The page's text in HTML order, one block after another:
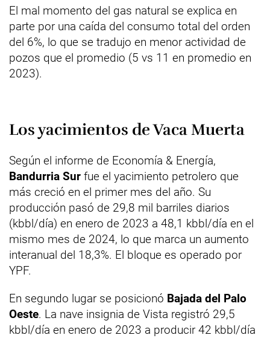
El mal momento del gas natural se explica en
parte por una caída del consumo total del orden
del 6%, lo que se tradujo en menor actividad de
pozos que el promedio (5 vs 11 en promedio en
2023).
Los yacimientos de Vaca Muerta
Según el informe de Economía & Energía,
Bandurria Sur fue el yacimiento petrolero que
más creció en el primer mes del año. Su
producción pasó de 29,8 mil barriles diarios
(kbbl/día) en enero de 2023 a 48,1 kbbl/día en el
mismo mes de 2024, lo que marca un aumento
interanual del 18,3%. El bloque es operado por
YPF.
En segundo lugar se posicionó Bajada del Palo
Oeste. La nave insignia de Vista registró 29,5
kbbl/día en enero de 2023 a producir 42 kbbl/día